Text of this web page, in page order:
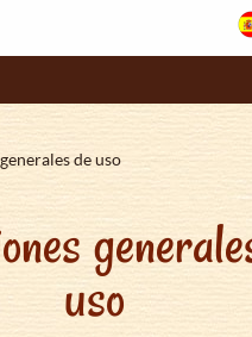
de uso
uso